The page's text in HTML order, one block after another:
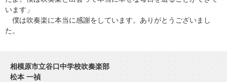
います」
僕は吹奏楽に本当に感謝をしています。ありがとうございまし
た。
相模原市立谷口中学校吹奏楽部
松本 一禎